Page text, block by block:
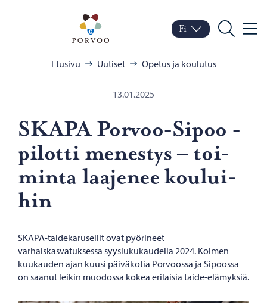
Porvoo – Siirry
Vaihda kieltä
Nykyinen kieli: Suomi
Fi
Hae
Etusivu Uutiset Opetus ja koulutus
13.01.2025
SKAPA Porvoo-​Sipoo -​
pilotti me­nes­tys – toi­
min­ta laa­je­nee kou­lui­
hin
SKAPA-taidekarusellit ovat pyörineet
varhaiskasvatuksessa syyslukukaudella 2024. Kolmen
kuukauden ajan kuusi päiväkotia Porvoossa ja Sipoossa
on saanut leikin muodossa kokea erilaisia taide-elämyksiä.